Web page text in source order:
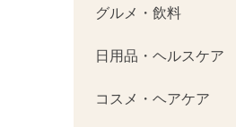
グルメ・飲料
日用品・ヘルスケア
コスメ・ヘアケア